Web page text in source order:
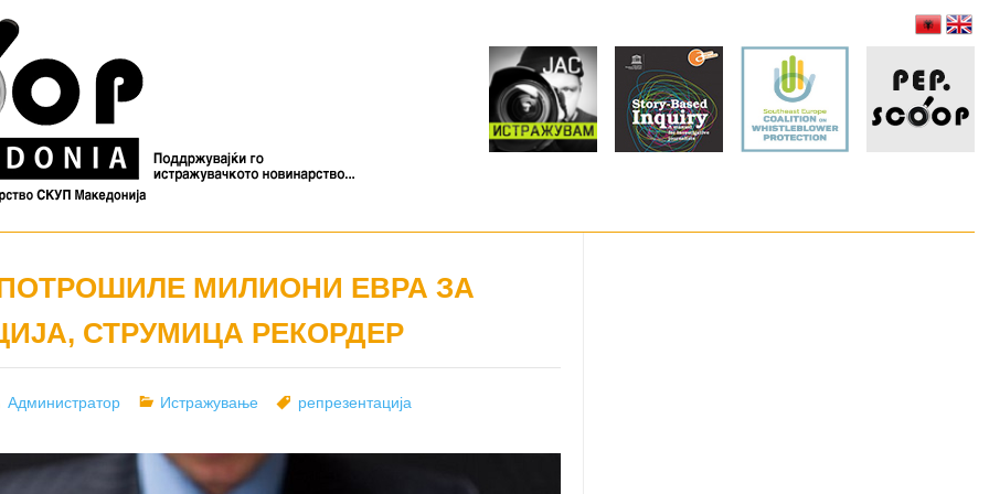
МИЛИОНИ ЕВРА ЗА
СТРУМИЦА РЕКОРДЕР
Author
Администратор Categories
Истражување Tags
репрезентација